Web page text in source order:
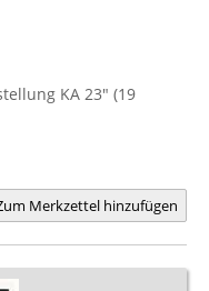
KA 23" (19
Merkzettel hinzufügen